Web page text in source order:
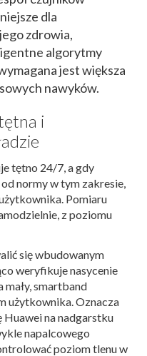
dla
zdrowia,
algorytmy
jest większa
nawyków.
i
tętno 24/7, a gdy
normy w tym zakresie,
Pomiaru
z poziomu
się wbudowanym
weryfikuje nasycenie
mały, smartband
użytkownika. Oznacza
Huawei na nadgarstku
napalcowego
poziom tlenu w